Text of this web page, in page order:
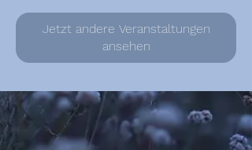
Jetzt andere Veranstaltungen
ansehen